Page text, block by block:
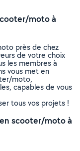
moto à
près de chez
de votre choix
les membres à
vous met en
moto,
capables de vous
tous vos projets !
scooter/moto à